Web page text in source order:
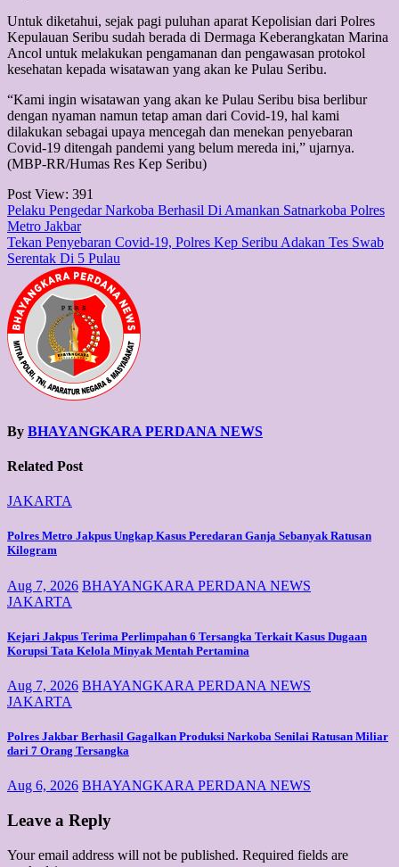
Untuk diketahui, sejak pagi puluhan aparat Kepolisian dari Polres
Kepulauan Seribu sudah berada di Dermaga Keberangkatan Marina
Ancol untuk melakukan pengamanan dan pengawasan protokol
kesehatan kepada wisatawan yang akan ke Pulau Seribu.
“Kami ingin wisatawan yang akan ke Pulau Seribu bisa berlibur
dengan nyaman namun tetap aman dari Covid-19, hal kami
dilakukan sebagai upaya mencegah dan menekan penyebaran
Covid-19 ditengah pandemi yang belum mereda ini,” ujarnya.
(MBP-RR/Humas Res Kep Seribu)
Post View: 391
Post
navigation
Pelaku Pengedar Narkoba Berhasil Di Amankan Satnarkoba Polres
Metro Jakbar
Tekan Penyebaran Covid-19, Polres Kep Seribu Adakan Tes Swab
Serentak Di 5 Pulau
By BHAYANGKARA PERDANA NEWS
Related Post
JAKARTA
Polres Metro Jakpus Ungkap Kasus Peredaran Ganja Sebanyak Ratusan
Kilogram
Aug 7, 2026 BHAYANGKARA PERDANA NEWS
JAKARTA
Kejari Jakpus Terima Perlimpahan 6 Tersangka Terkait Kasus Dugaan
Korupsi Tata Kelola Minyak Mentah Pertamina
Aug 7, 2026 BHAYANGKARA PERDANA NEWS
JAKARTA
Polres Jakbar Berhasil Gagalkan Produksi Narkoba Senilai Ratusan Miliar
dari 7 Orang Tersangka
Aug 6, 2026 BHAYANGKARA PERDANA NEWS
Leave a Reply
Your email address will not be published. Required fields are